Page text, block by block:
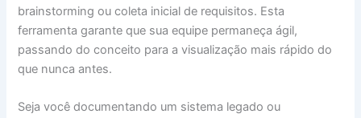
brainstorming ou coleta inicial de requisitos. Esta
ferramenta garante que sua equipe permaneça ágil,
passando do conceito para a visualização mais rápido do
que nunca antes.
Seja você documentando um sistema legado ou